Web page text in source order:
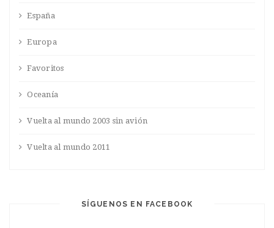
España
Europa
Favoritos
Oceanía
Vuelta al mundo 2003 sin avión
Vuelta al mundo 2011
SÍGUENOS EN FACEBOOK